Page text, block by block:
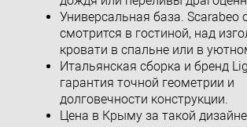
Универсальная база. Scarabeo
смотрится в гостиной, над
кровати в спальне или в
Итальянская сборка и бренд
гарантия точной геометрии и
долговечности конструкции.
Цена в Крыму за такой